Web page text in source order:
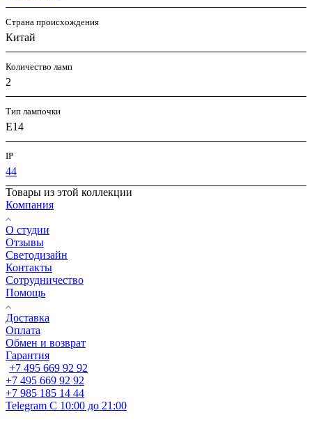
Страна происхождения
Китай
Количество ламп
2
Тип лампочки
E14
IP
44
Товары из этой коллекции
Компания
О студии
Отзывы
Светодизайн
Контакты
Сотрудничество
Помощь
Доставка
Оплата
Обмен и возврат
Гарантия
+7 495 669 92 92
+7 495 669 92 92
+7 985 185 14 44
Telegram С 10:00 до 21:00